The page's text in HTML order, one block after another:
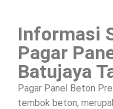
Informasi
Pagar
Batujaya
Pagar Panel Beton
tembok beton,